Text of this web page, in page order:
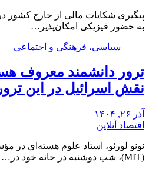
پیگیری شکایات مالی از خارج کشور در
به حضور فیزیکی امکان‌پذیر…
سیاسی، فرهنگی و اجتماعی
ترور دانشمند معروف
نقش اسرائیل در این
آذر ۲۶, ۱۴۰۴
اقتصاد آنلاین
نونو لورئو، استاد علوم هسته‌ای
(MIT)، شب دوشنبه در خانه خود در…